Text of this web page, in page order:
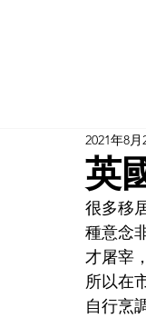
英
2021年8月
很多移
種意念
才屠宰
所以在
自行烹